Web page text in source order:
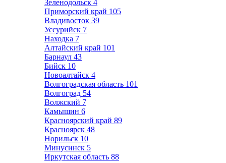
Зеленодольск 4
Приморский край 105
Владивосток 39
Уссурийск 7
Находка 7
Алтайский край 101
Барнаул 43
Бийск 10
Новоалтайск 4
Волгоградская область 101
Волгоград 54
Волжский 7
Камышин 6
Красноярский край 89
Красноярск 48
Норильск 10
Минусинск 5
Иркутская область 88